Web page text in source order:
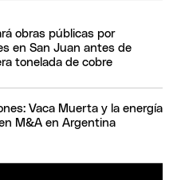
obras públicas por
en San Juan antes de
tonelada de cobre
Vaca Muerta y la energía
M&A en Argentina